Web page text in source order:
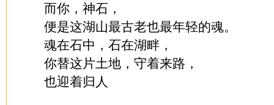
而你，神石，
便是这湖山最古老也最年轻的魂。
魂在石中，石在湖畔，
你替这片土地，守着来路，
也迎着归人